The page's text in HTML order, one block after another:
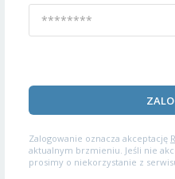
Zalogowanie oznacza akceptację
aktualnym brzmieniu. Jeśli nie
prosimy o niekorzystanie z